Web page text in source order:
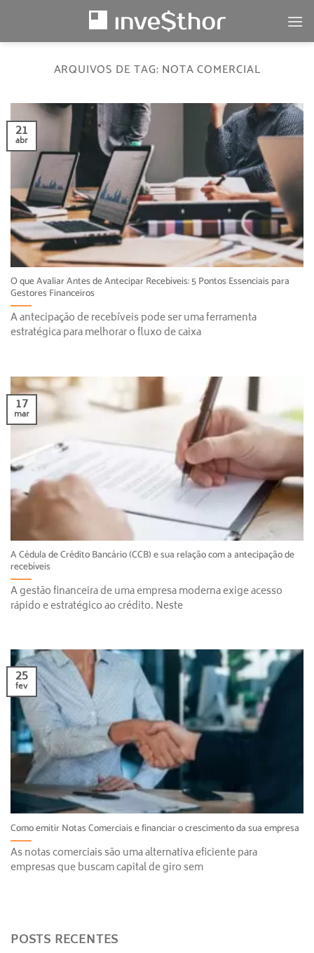
content
ARQUIVOS DE TAG: NOTA COMERCIAL
O que Avaliar Antes de Antecipar Recebíveis: 5 Pontos Essenciais para
Gestores Financeiros
A antecipação de recebíveis pode ser uma ferramenta
estratégica para melhorar o fluxo de caixa
21
abr
A Cédula de Crédito Bancário (CCB) e sua relação com a antecipação de
recebíveis
A gestão financeira de uma empresa moderna exige acesso
rápido e estratégico ao crédito. Neste
17
mar
Como emitir Notas Comerciais e financiar o crescimento da sua empresa
As notas comerciais são uma alternativa eficiente para
empresas que buscam capital de giro sem
25
fev
POSTS RECENTES